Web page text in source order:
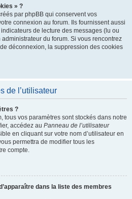
» ?
par phpBB qui conservent vos
connexion au forum. Ils fournissent aussi
de lecture des messages (lu ou
du forum. Si vous rencontrez
déconnexion, la suppression des cookies
de l’utilisateur
?
tous vos paramètres sont stockés dans notre
accédez au Panneau de l’utilisateur
en cliquant sur votre nom d’utilisateur en
permettra de modifier tous les
compte.
dans la liste des membres